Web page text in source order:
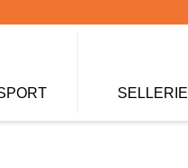
SELLERIE